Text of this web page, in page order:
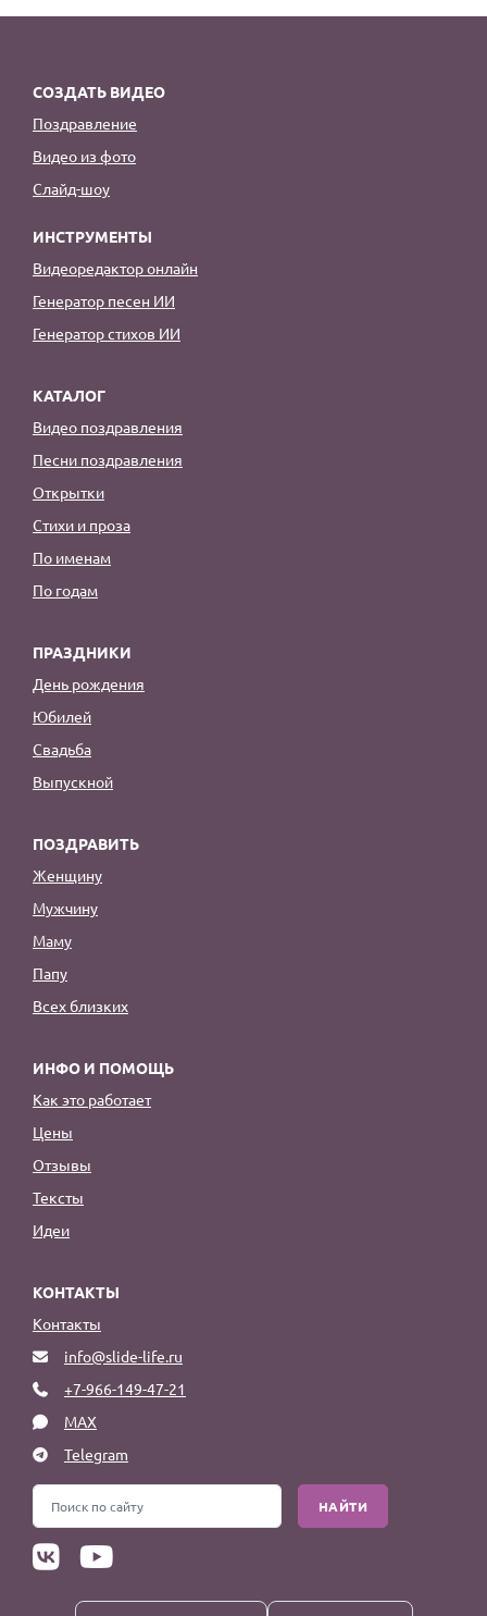
СОЗДАТЬ ВИДЕО
Поздравление
Видео из фото
Слайд-шоу
ИНСТРУМЕНТЫ
Видеоредактор онлайн
Генератор песен ИИ
Генератор стихов ИИ
КАТАЛОГ
Видео поздравления
Песни поздравления
Открытки
Стихи и проза
По именам
По годам
ПРАЗДНИКИ
День рождения
Юбилей
Свадьба
Выпускной
ПОЗДРАВИТЬ
Женщину
Мужчину
Маму
Папу
Всех близких
ИНФО И ПОМОЩЬ
Как это работает
Цены
Отзывы
Тексты
Идеи
КОНТАКТЫ
Контакты
info@slide-life.ru
+7-966-149-47-21
MAX
Telegram
НАЙТИ